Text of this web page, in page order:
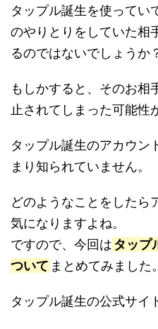
タップル誕生を使ってい
のやりとりをしていた相
るのではないでしょうか
もしかすると、そのお相
止されてしまった可能性
タップル誕生のアカウン
まり知られていません。
どのようなことをしたら
気になりますよね。
ですので、今回は タップ
ついて まとめてみました。
タップル誕生の公式サイ